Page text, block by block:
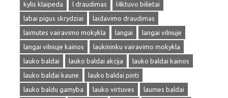
kylis klaipeda
l draudimas
l4ktuvo bilietai
labai pigus skrydziai
laidavimo draudimas
laimutes vairavimo mokykla
langai
langai vilniuje
langai vilniuje kainos
laukininku vairavimo mokykla
lauko baldai
lauko baldai akcija
lauko baldai kainos
lauko baldai kaune
lauko baldai pinti
lauko baldu gamyba
lauko virtuves
laumes baldai